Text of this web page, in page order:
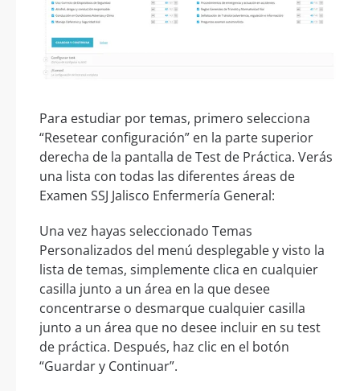
Para estudiar por temas, primero selecciona
“Resetear configuración” en la parte superior
derecha de la pantalla de Test de Práctica. Verás
una lista con todas las diferentes áreas de
Examen SSJ Jalisco Enfermería General:
Una vez hayas seleccionado Temas
Personalizados del menú desplegable y visto la
lista de temas, simplemente clica en cualquier
casilla junto a un área en la que desee
concentrarse o desmarque cualquier casilla
junto a un área que no desee incluir en su test
de práctica. Después, haz clic en el botón
“Guardar y Continuar”.